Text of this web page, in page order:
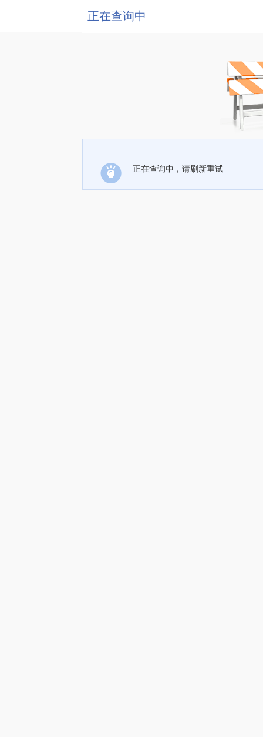
正在查询中
正在查询中，请刷新重试